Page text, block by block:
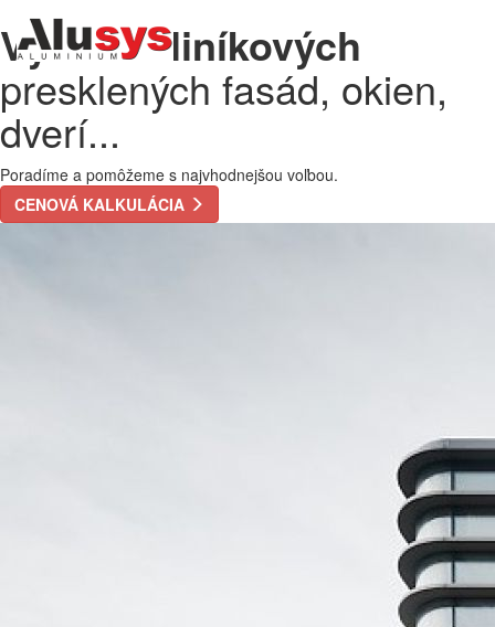
Výroba hliníkových
presklených fasád, okien,
dverí...
Poradíme a pomôžeme s najvhodnejšou voľbou.
CENOVÁ KALKULÁCIA